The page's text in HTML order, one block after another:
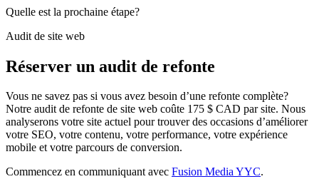
Quelle est la prochaine étape?
Audit de site web
Réserver un audit de refonte
Vous ne savez pas si vous avez besoin d’une refonte complète?
Notre audit de refonte de site web coûte 175 $ CAD par site. Nous
analyserons votre site actuel pour trouver des occasions d’améliorer
votre SEO, votre contenu, votre performance, votre expérience
mobile et votre parcours de conversion.
Commencez en communiquant avec Fusion Media YYC.